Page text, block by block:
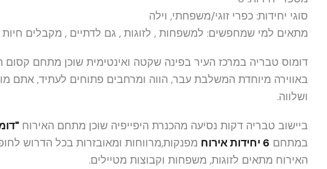
סוגי יחידות: כפרי זוגי/משפחתי, וילה
מתאים למי שמחפשים: למשפחות , לזוגות , גם לדתיים , מקבלים
דומוס טבריה במרכז העיר בפינה שקטה ואינטימית שוכן מתחם
באווירה מיוחדת המשלבת עבר, הווה ומרחבים פתוחים לעתיד, אתם
ושלווה.
ביישוב טבריה דקות נסיעה מהכנרת היפייפיה שוכן מתחם האירוח
במתחם 6 יחידות אירוח
מפנקות,מרווחות ומאובזרות בכל הדרוש
האירוח מתאים לזוגות, משפחות וקבוצות מטיילים.